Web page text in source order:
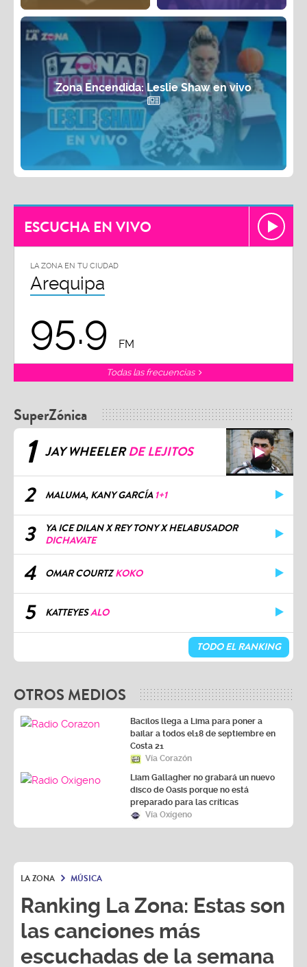
Zona Encendida: Leslie Shaw en vivo
ESCUCHA EN VIVO
LA ZONA EN TU CIUDAD
Arequipa
95.9 FM
Todas las frecuencias
SuperZónica
1 JAY WHEELERDE LEJITOS
2 MALUMA, KANY GARCÍA 1+1
3
YA ICE DILAN X REY TONY X HELABUSADOR
DICHAVATE
4 OMAR COURTZKOKO
5 KATTEYESALO
TODO EL RANKING
OTROS MEDIOS
Bacilos llega a Lima para poner a
bailar a todos el18 de septiembre en
Costa 21
Vía Corazón
Liam Gallagher no grabará un nuevo
disco de Oasis porque no está
preparado para las críticas
Vía Oxígeno
LA ZONA MÚSICA
Ranking La Zona: Estas son
las canciones más
escuchadas de la semana